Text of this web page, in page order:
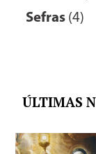
Sefras (4)
ÚLTIMAS